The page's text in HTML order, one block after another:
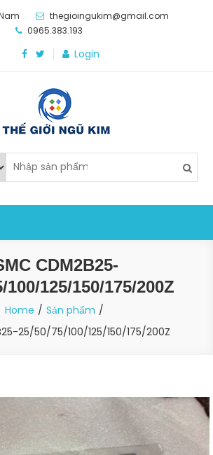
thegioingukim@gmail.com
0965.383.193
Login
Kim
nghiệp sản xuất
CDM2B25-
100/125/150/175/200Z
Home
Sản phẩm
25/50/75/100/125/150/175/200Z